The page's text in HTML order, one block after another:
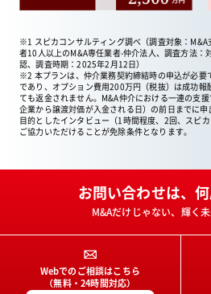
※1 スピカコンサルティング調べ（調査対象：
者10人以上のM&A専任業者-仲介法人、調査方法：
認、調査時期：2025年2月12日）
※2 本プランは、仲介業務契約締結時の申込が必要
であり、オプション費用200万円（税抜）は成功報
ても返金されません。M&A仲介における一連の支
企業から譲渡対価が入金される日）の前日までに
目的としたインタビュー（1時間程度、2回、スピ
ご協力いただけることが免除条件となります。
お問い合わせは、
M&Aだけじゃない、輝く未
Webでのご相談はこちら
（無料・24時間対応）